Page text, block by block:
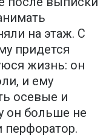
на этаж. С
придется
жизнь: он
и ему
осевые и
он больше не